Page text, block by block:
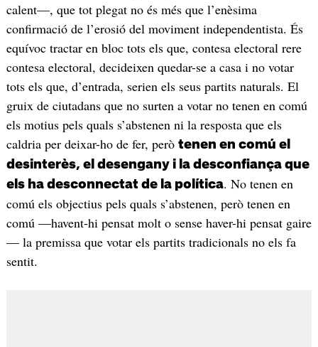
calent—, que tot plegat no és més que l’enèsima
confirmació de l’erosió del moviment independentista. És
equívoc tractar en bloc tots els que, contesa electoral rere
contesa electoral, decideixen quedar-se a casa i no votar
tots els que, d’entrada, serien els seus partits naturals. El
gruix de ciutadans que no surten a votar no tenen en comú
els motius pels quals s’abstenen ni la resposta que els
caldria per deixar-ho de fer, però tenen en comú el
desinterès, el desengany i la desconfiança que
els ha desconnectat de la política. No tenen en
comú els objectius pels quals s’abstenen, però tenen en
comú —havent-hi pensat molt o sense haver-hi pensat gaire
— la premissa que votar els partits tradicionals no els fa
sentit.